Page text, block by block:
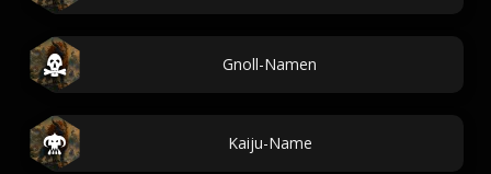
Gnoll-Namen
Kaiju-Name